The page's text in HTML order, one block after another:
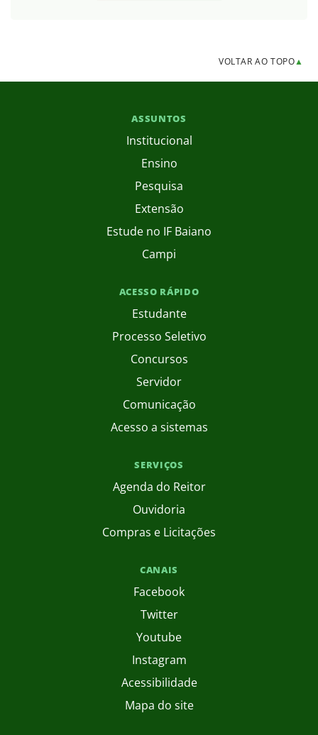
VOLTAR AO TOPO▲
ASSUNTOS
Institucional
Ensino
Pesquisa
Extensão
Estude no IF Baiano
Campi
ACESSO RÁPIDO
Estudante
Processo Seletivo
Concursos
Servidor
Comunicação
Acesso a sistemas
SERVIÇOS
Agenda do Reitor
Ouvidoria
Compras e Licitações
CANAIS
Facebook
Twitter
Youtube
Instagram
Acessibilidade
Mapa do site